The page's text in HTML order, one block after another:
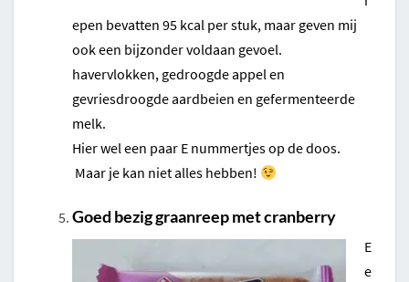
epen bevatten 95 kcal per stuk, maar geven mij
ook een bijzonder voldaan gevoel.
havervlokken, gedroogde appel en
gevriesdroogde aardbeien en gefermenteerde
melk.
Hier wel een paar E nummertjes op de doos.
Maar je kan niet alles hebben!
Goed bezig graanreep met cranberry
E
e